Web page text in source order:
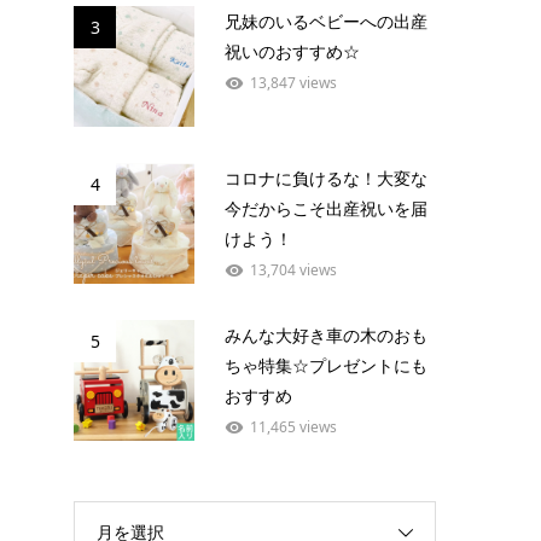
3
兄妹のいるベビーへの出産
祝いのおすすめ☆
13,847 views
4
コロナに負けるな！大変な
今だからこそ出産祝いを届
けよう！
13,704 views
5
みんな大好き車の木のおも
ちゃ特集☆プレゼントにも
おすすめ
11,465 views
月を選択